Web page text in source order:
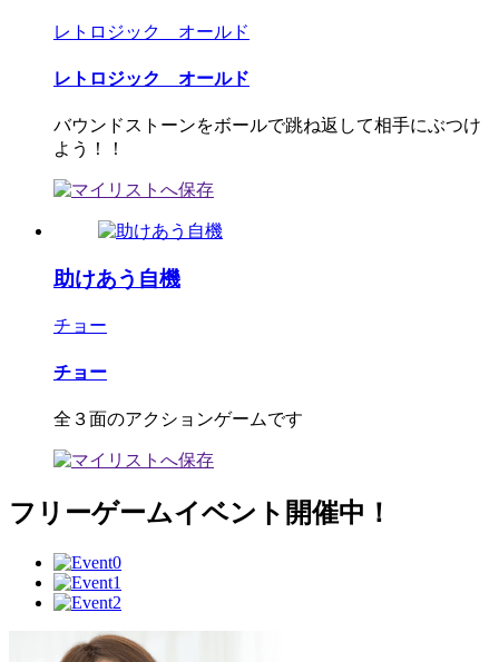
レトロジック オールド
レトロジック オールド
バウンドストーンをボールで跳ね返して相手にぶつけ
よう！！
助けあう自機
チョー
チョー
全３面のアクションゲームです
フリーゲームイベント開催中！